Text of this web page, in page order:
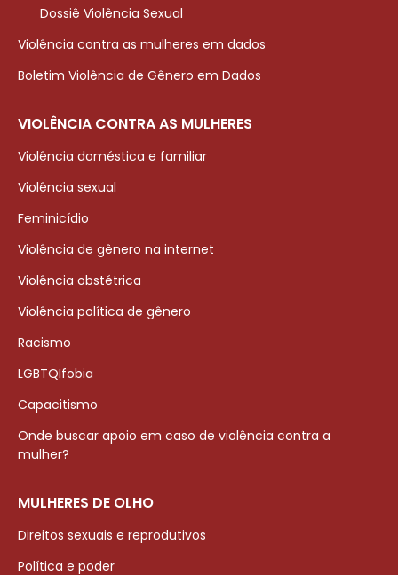
Dossiê Violência Sexual
Violência contra as mulheres em dados
Boletim Violência de Gênero em Dados
VIOLÊNCIA CONTRA AS MULHERES
Violência doméstica e familiar
Violência sexual
Feminicídio
Violência de gênero na internet
Violência obstétrica
Violência política de gênero
Racismo
LGBTQIfobia
Capacitismo
Onde buscar apoio em caso de violência contra a
mulher?
MULHERES DE OLHO
Direitos sexuais e reprodutivos
Política e poder